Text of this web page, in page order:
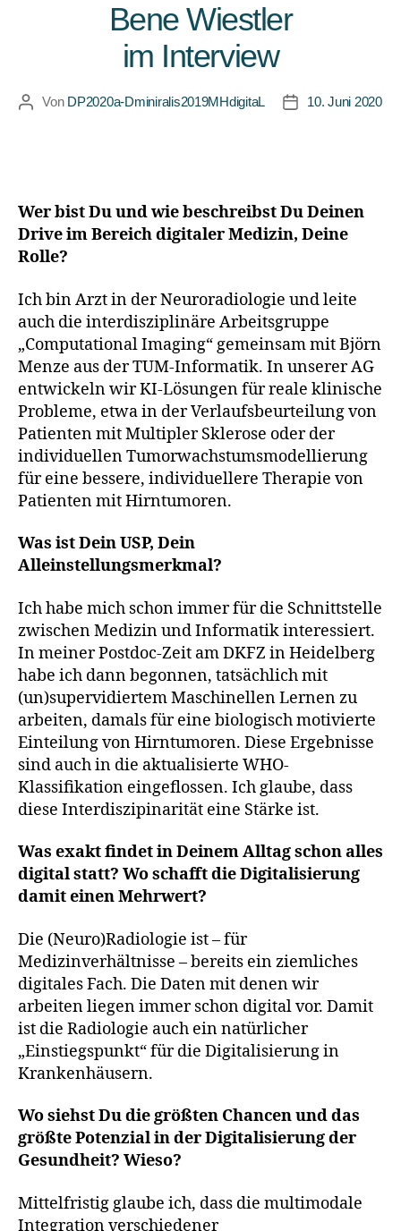
Bene Wiestler
im Interview
Von DP2020a-Dminiralis2019MHdigitaL 10. Juni 2020
Wer bist Du und wie beschreibst Du Deinen
Drive im Bereich digitaler Medizin, Deine
Rolle?
Ich bin Arzt in der Neuroradiologie und leite
auch die interdisziplinäre Arbeitsgruppe
„Computational Imaging“ gemeinsam mit Björn
Menze aus der TUM-Informatik. In unserer AG
entwickeln wir KI-Lösungen für reale klinische
Probleme, etwa in der Verlaufsbeurteilung von
Patienten mit Multipler Sklerose oder der
individuellen Tumorwachstumsmodellierung
für eine bessere, individuellere Therapie von
Patienten mit Hirntumoren.
Was ist Dein USP, Dein
Alleinstellungsmerkmal?
Ich habe mich schon immer für die Schnittstelle
zwischen Medizin und Informatik interessiert.
In meiner Postdoc-Zeit am DKFZ in Heidelberg
habe ich dann begonnen, tatsächlich mit
(un)supervidiertem Maschinellen Lernen zu
arbeiten, damals für eine biologisch motivierte
Einteilung von Hirntumoren. Diese Ergebnisse
sind auch in die aktualisierte WHO-
Klassifikation eingeflossen. Ich glaube, dass
diese Interdiszipinarität eine Stärke ist.
Was exakt findet in Deinem Alltag schon alles
digital statt? Wo schafft die Digitalisierung
damit einen Mehrwert?
Die (Neuro)Radiologie ist – für
Medizinverhältnisse – bereits ein ziemliches
digitales Fach. Die Daten mit denen wir
arbeiten liegen immer schon digital vor. Damit
ist die Radiologie auch ein natürlicher
„Einstiegspunkt“ für die Digitalisierung in
Krankenhäusern.
Wo siehst Du die größten Chancen und das
größte Potenzial in der Digitalisierung der
Gesundheit? Wieso?
Mittelfristig glaube ich, dass die multimodale
Integration verschiedener